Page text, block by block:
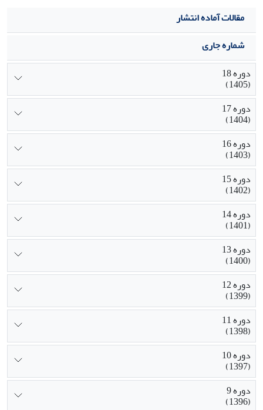
مقالات آماده انتشار
شماره جاری
دوره 18
(1405)
دوره 17
(1404)
دوره 16
(1403)
دوره 15
(1402)
دوره 14
(1401)
دوره 13
(1400)
دوره 12
(1399)
دوره 11
(1398)
دوره 10
(1397)
دوره 9
(1396)